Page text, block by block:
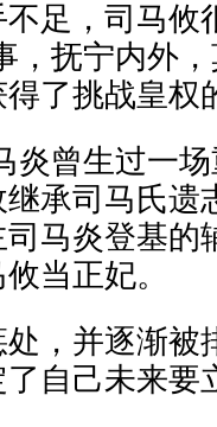
足，司马攸
，抚宁内外
了挑战皇权
炎曾生过一
承司马氏遗
马炎登基的
当正妃。
，并逐渐被
自己未来要